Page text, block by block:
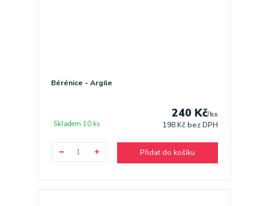
Bérénice - Argile
240 Kč/ks
198 Kč bez DPH
Skladem 10 ks
Přidat do košíku